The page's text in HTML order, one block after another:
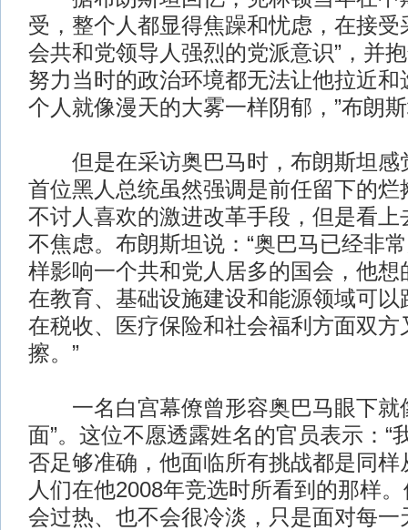
受，整个人都显得焦躁和忧虑，在接受
会共和党领导人强烈的党派意识”，并
努力当时的政治环境都无法让他拉近和
个人就像漫天的大雾一样阴郁，”布朗
但是在采访奥巴马时，布朗斯坦感
首位黑人总统虽然强调是前任留下的烂
不讨人喜欢的激进改革手段，但是看上
不焦虑。布朗斯坦说：“奥巴马已经非
样影响一个共和党人居多的国会，他想
在教育、基础设施建设和能源领域可以
在税收、医疗保险和社会福利方面双方
擦。”
一名白宫幕僚曾形容奥巴马眼下就
面”。这位不愿透露姓名的官员表示：“
否足够准确，他面临所有挑战都是同样
人们在他2008年竞选时所看到的那样
会过热、也不会很冷淡，只是面对每一